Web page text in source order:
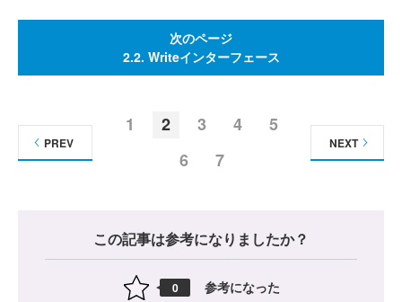
次のページ
2.2. Writeインターフェース
1 2 3 4
5
6
7
PREV NEXT
この記事は参考になりましたか？
0 参考になった